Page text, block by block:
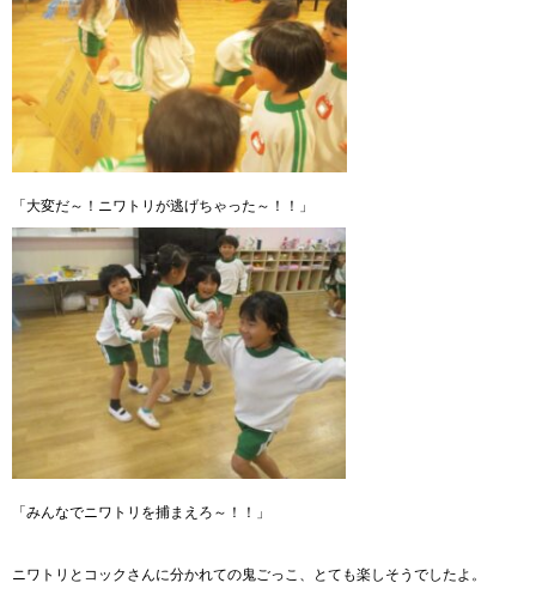
「大変だ～！ニワトリが逃げちゃった～！！」
「みんなでニワトリを捕まえろ～！！」
ニワトリとコックさんに分かれての鬼ごっこ、とても楽しそうでしたよ。